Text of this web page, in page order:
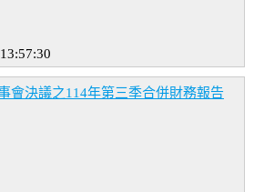
會決議之114年第三季合併財務報告